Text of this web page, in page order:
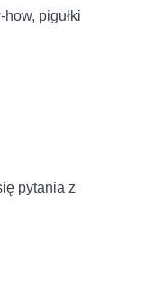
pigułki
pytania z